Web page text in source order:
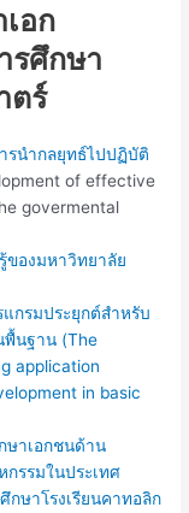
อก
รศึกษา
ตร์
รนำกลยุทธ์ไปปฏิบัติ
of effective
govermental
ของมหาวิทยาลัย
กรมประยุกต์สำหรับ
พื้นฐาน (The
application
in basic
ษาเอกชนด้าน
รรมในประเทศ
ษาโรงเรียนคาทอลิก